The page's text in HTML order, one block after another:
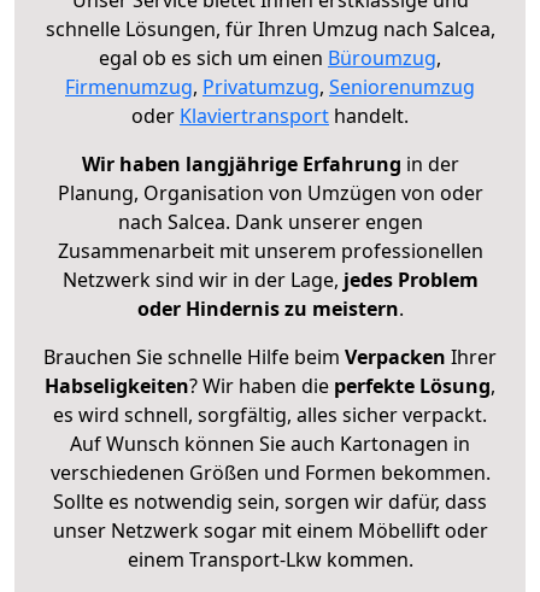
schnelle Lösungen, für Ihren Umzug nach Salcea,
egal ob es sich um einen Büroumzug,
Firmenumzug, Privatumzug, Seniorenumzug
oder Klaviertransport handelt.
Wir haben langjährige Erfahrung in der
Planung, Organisation von Umzügen von oder
nach Salcea. Dank unserer engen
Zusammenarbeit mit unserem professionellen
Netzwerk sind wir in der Lage, jedes Problem
oder Hindernis zu meistern.
Brauchen Sie schnelle Hilfe beim Verpacken Ihrer
Habseligkeiten? Wir haben die perfekte Lösung,
es wird schnell, sorgfältig, alles sicher verpackt.
Auf Wunsch können Sie auch Kartonagen in
verschiedenen Größen und Formen bekommen.
Sollte es notwendig sein, sorgen wir dafür, dass
unser Netzwerk sogar mit einem Möbellift oder
einem Transport-Lkw kommen.